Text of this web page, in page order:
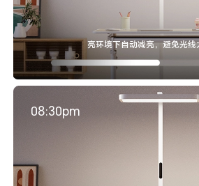
亮环境下自动减亮，避免光线
08:30pm